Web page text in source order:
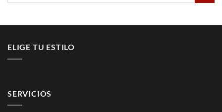
ELIGE TU ESTILO
SERVICIOS